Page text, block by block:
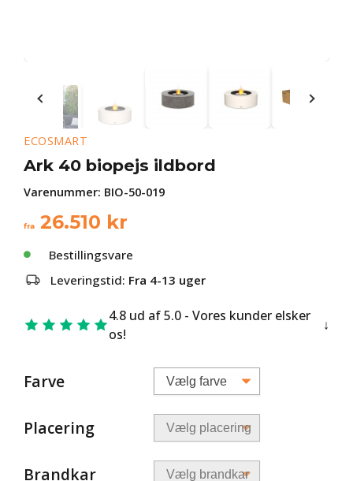
ECOSMART
Ark 40 biopejs ildbord
Varenummer: BIO-50-019
fra 26.510 kr
Bestillingsvare
Leveringstid: Fra 4-13 uger
4.8 ud af 5.0 - Vores kunder elsker
os!
Farve
Placering
Brandkar